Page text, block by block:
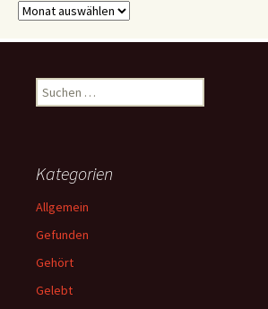
Archive
Suchen
nach:
Kategorien
Allgemein
Gefunden
Gehört
Gelebt